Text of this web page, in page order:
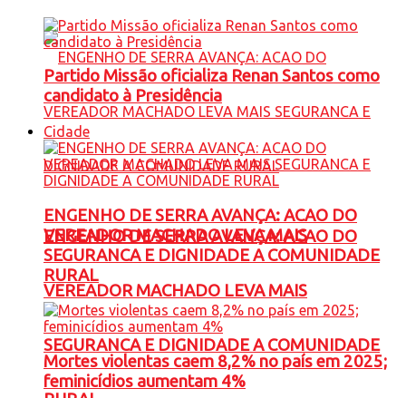
ENGENHO DE SERRA AVANÇA: ACAO DO
VEREADOR MACHADO LEVA MAIS
SEGURANCA E DIGNIDADE A COMUNIDADE
Partido Missão oficializa Renan Santos como
candidato à Presidência
Cidade
ENGENHO DE SERRA AVANÇA: ACAO DO
VEREADOR MACHADO LEVA MAIS
SEGURANCA E DIGNIDADE A COMUNIDADE
RURAL
Mortes violentas caem 8,2% no país em 2025;
feminicídios aumentam 4%